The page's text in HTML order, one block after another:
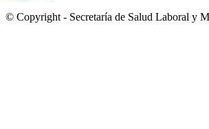
© Copyright - Secretaría de Salud Laboral y